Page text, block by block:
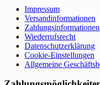
Impressum
Versandinformationen
Zahlungsinformationen
Wiederrufsrecht
Datenschutzerklärung
Cookie-Einstellungen
Allgemeine